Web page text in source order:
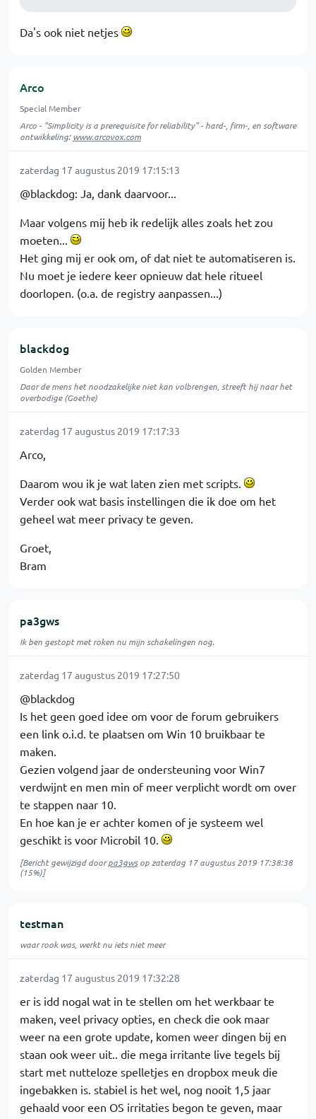
Da's ook niet netjes
Arco
Special Member
Arco - "Simplicity is a prerequisite for reliability" - hard-, firm-, en software
ontwikkeling:www.arcovox.com
zaterdag 17 augustus 2019 17:15:13
@blackdog: Ja, dank daarvoor...
Maar volgens mij heb ik redelijk alles zoals het zou
moeten...
Het ging mij er ook om, of dat niet te automatiseren is.
Nu moet je iedere keer opnieuw dat hele ritueel
doorlopen. (o.a. de registry aanpassen...)
blackdog
Golden Member
Daar de mens het noodzakelijke niet kan volbrengen, streeft hij naar het
overbodige (Goethe)
zaterdag 17 augustus 2019 17:17:33
Arco,
Daarom wou ik je wat laten zien met scripts.
Verder ook wat basis instellingen die ik doe om het
geheel wat meer privacy te geven.
Groet,
Bram
pa3gws
Ik ben gestopt met roken nu mijn schakelingen nog.
zaterdag 17 augustus 2019 17:27:50
@blackdog
Is het geen goed idee om voor de forum gebruikers
een link o.i.d. te plaatsen om Win 10 bruikbaar te
maken.
Gezien volgend jaar de ondersteuning voor Win7
verdwijnt en men min of meer verplicht wordt om over
te stappen naar 10.
En hoe kan je er achter komen of je systeem wel
geschikt is voor Microbil 10.
[Bericht gewijzigd doorpa3gwsop zaterdag 17 augustus 2019 17:38:38
(15%)]
testman
waar rook was, werkt nu iets niet meer
zaterdag 17 augustus 2019 17:32:28
er is idd nogal wat in te stellen om het werkbaar te
maken, veel privacy opties, en check die ook maar
weer na een grote update, komen weer dingen bij en
staan ook weer uit.. die mega irritante live tegels bij
start met nutteloze spelletjes en dropbox meuk die
ingebakken is. stabiel is het wel, nog nooit 1,5 jaar
gehaald voor een OS irritaties begon te geven, maar